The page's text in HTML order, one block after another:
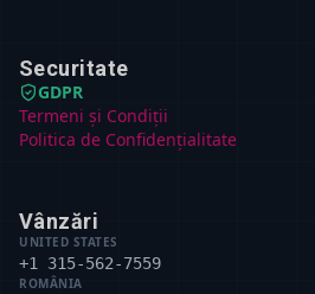
Securitate
GDPR
Termeni și Condiții
Politica de Confidențialitate
Vânzări
UNITED STATES
+1 315-562-7559
ROMÂNIA